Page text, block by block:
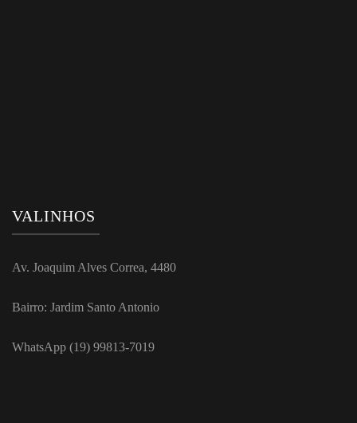
VALINHOS
Av. Joaquim Alves Correa, 4480
Bairro: Jardim Santo Antonio
WhatsApp (19) 99813-7019